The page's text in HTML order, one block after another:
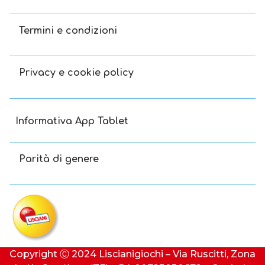
Termini e condizioni
Privacy e cookie policy
Informativa App Tablet
Parità di genere
Copyright Ⓒ 2024 Liscianigiochi – Via Ruscitti, Zona